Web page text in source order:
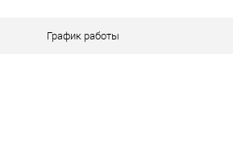
График работы